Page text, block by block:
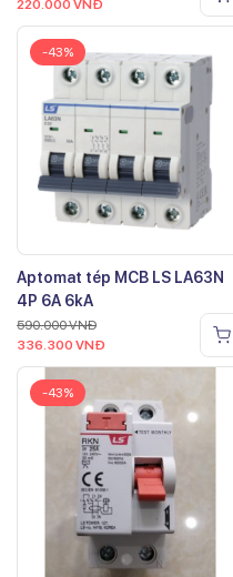
220.000 VNĐ
-43%
Aptomat tép MCB LS LA63N
4P 6A 6kA
590.000VNĐ
336.300 VNĐ
-43%